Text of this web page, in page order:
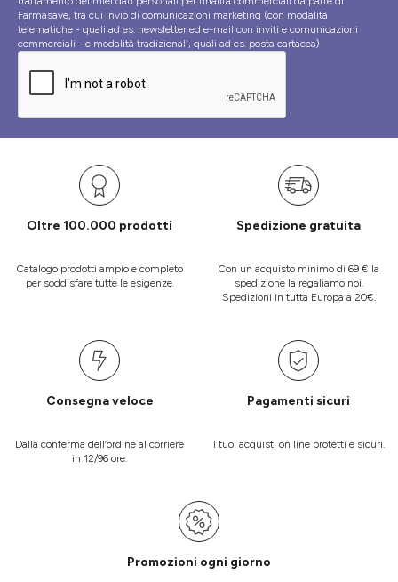
Farmasave, tra cui invio di comunicazioni marketing (con modalità
telematiche - quali ad es. newsletter ed e-mail con inviti e comunicazioni
commerciali - e modalità tradizionali, quali ad es. posta cartacea)
Oltre 100.000 prodotti
Catalogo prodotti ampio e completo
per soddisfare tutte le esigenze.
Spedizione gratuita
Con un acquisto minimo di 69 € la
spedizione la regaliamo noi.
Spedizioni in tutta Europa a 20€.
Consegna veloce
Dalla conferma dell’ordine al corriere
in 12/96 ore.
Pagamenti sicuri
I tuoi acquisti on line protetti e sicuri.
Promozioni ogni giorno